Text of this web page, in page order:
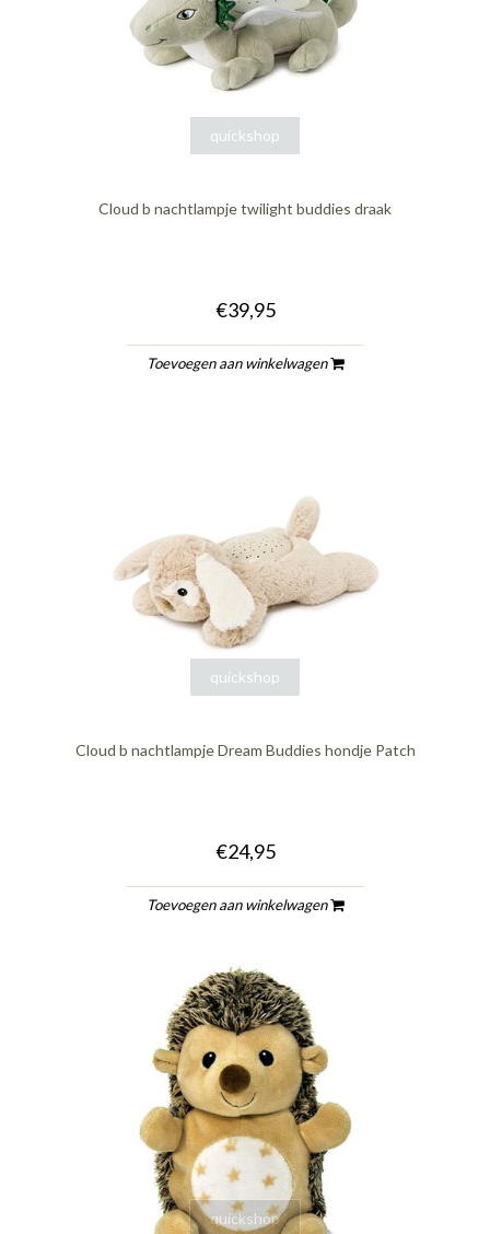
quickshop
Cloud b nachtlampje twilight buddies draak
€39,95
Toevoegen aan winkelwagen
quickshop
Cloud b nachtlampje Dream Buddies hondje Patch
€24,95
Toevoegen aan winkelwagen
quickshop